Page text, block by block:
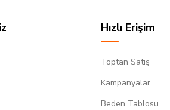
Hızlı Erişim
Toptan Satış
Kampanyalar
Beden Tablosu